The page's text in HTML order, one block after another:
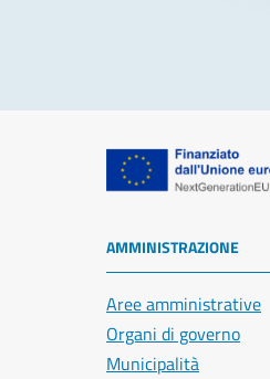
AMMINISTRAZIONE
Aree amministrative
Organi di governo
Municipalità